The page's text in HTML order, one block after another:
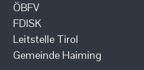
ÖBFV
FDISK
Leitstelle Tirol
Gemeinde Haiming